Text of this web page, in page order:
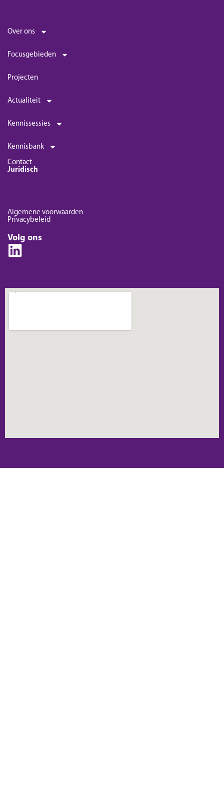
Over ons
Focusgebieden
Projecten
Actualiteit
Kennissessies
Kennisbank
Contact
Juridisch
Algemene voorwaarden
Privacybeleid
Volg ons